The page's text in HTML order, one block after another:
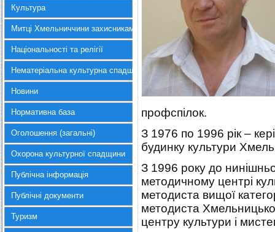
Культура
Митці Хмельниччини захисникам України
Національності та релігії
Нематеріальна культурна спадщина
Новини
Нормативна база
Оголошення (загальні)
Охорона культурної спадщини
Публічна інформація
Публічні документи
Туризм
профспілок.
З 1976 по 1996 рік –
будинку культури
З 1996 року до
методичному центрі
методиста вищої
методиста
центру культури і